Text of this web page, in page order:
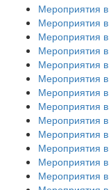
Мероприятия в
Мероприятия в
Мероприятия в
Мероприятия в
Мероприятия в
Мероприятия в
Мероприятия в
Мероприятия в
Мероприятия в
Мероприятия в
Мероприятия в
Мероприятия в
Мероприятия в